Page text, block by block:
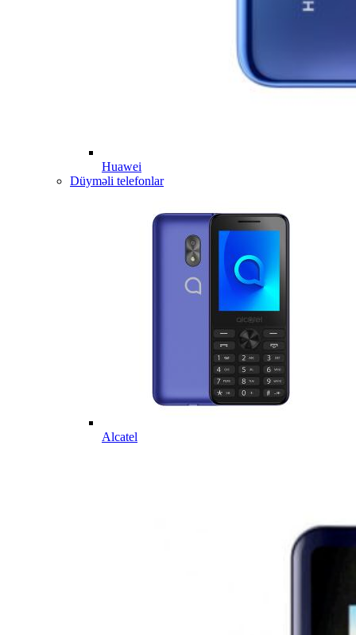
Huawei
Düyməli telefonlar
Alcatel